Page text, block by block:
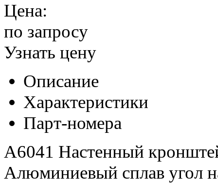
Цена:
по запросу
Узнать цену
Описание
Характеристики
Парт-номера
A6041 Настенный
Алюминиевый сплав угол